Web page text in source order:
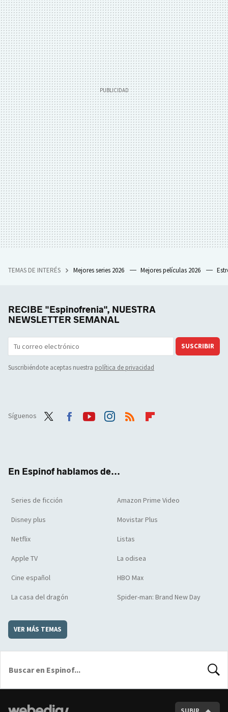
TEMAS DE INTERÉS Mejores series 2026 Mejores películas 2026
RECIBE "Espinofrenia", NUESTRA
NEWSLETTER SEMANAL
SUSCRIBIR
Suscribiéndote aceptas nuestra política de privacidad
Síguenos
En Espinof hablamos de...
Series de ficción Amazon Prime Video
Disney plus Movistar Plus
Netflix Listas
Apple TV La odisea
Cine español HBO Max
La casa del dragón Spider-man: Brand New Day
VER MÁS TEMAS